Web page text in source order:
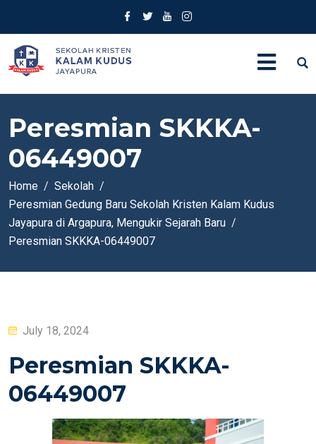
Peresmian SKKKA-
06449007
Home
Sekolah
Peresmian Gedung Baru Sekolah Kristen Kalam Kudus
Jayapura di Argapura, Mengukir Sejarah Baru
Peresmian SKKKA-06449007
Posted
July 18, 2024
Peresmian SKKKA-
06449007